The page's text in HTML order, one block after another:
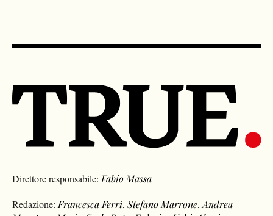
Direttore responsabile: Fabio Massa
Redazione: Francesca Ferri,Stefano Marrone,Andrea